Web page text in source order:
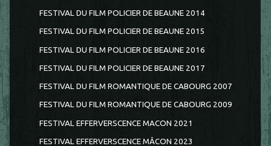
FESTIVAL DU FILM POLICIER DE BEAUNE 2014
FESTIVAL DU FILM POLICIER DE BEAUNE 2015
FESTIVAL DU FILM POLICIER DE BEAUNE 2016
FESTIVAL DU FILM POLICIER DE BEAUNE 2017
FESTIVAL DU FILM ROMANTIQUE DE CABOURG 2007
FESTIVAL DU FILM ROMANTIQUE DE CABOURG 2009
FESTIVAL EFFERVERSCENCE MACON 2021
FESTIVAL EFFERVERSCENCE MÂCON 2023